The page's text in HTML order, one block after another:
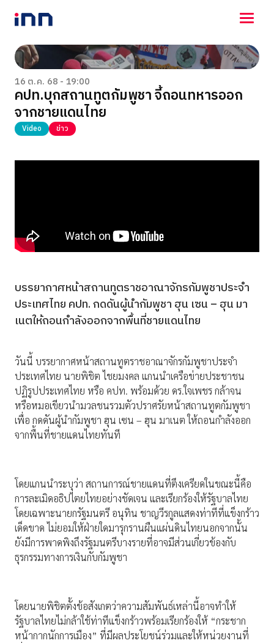
NEWS
ENTERTAINMENT
LIFESTYLE
HOROSCOPE
LOTTERY
VIDEO
16 ต.ค. 68 - 19:00
คปท.บุกสถานทูตกัมพูชา จี้ถอนทหารออก
จากชายแดนไทย
Video ข่าว
บรรยากาศหน้าสถานทูตราชอาณาจักรกัมพูชาประจำ
ประเทศไทย คปท. กดดันผู้นำกัมพูชา ฮุน เซน – ฮุน มา
เนตให้ถอนกำลังออกจากพื้นที่ชายแดนไทย
วันนี้ บรรยากาศหน้าสถานทูตราชอาณาจักรกัมพูชาประจำ
ประเทศไทย นายพิชิต ไชยมงคล แกนนำเครือข่ายประชาชน
ปฏิรูปประเทศไทย หรือ คปท. พร้อมด้วย ดร.ใจเพชร กล้าจน
หรือหมอเขียวนำมวลชนรวมตัวปราศรัยหน้าสถานทูตกัมพูชา
เพื่อ กดดันผู้นำกัมพูชา ฮุน เซน – ฮุน มาเนต ให้ถอนกำลังออก
จากพื้นที่ชายแดนไทยทันที
โดยแกนนำระบุว่า สถานการณ์ชายแดนที่ตึงเครียดในขณะนี้คือ
การละเมิดอธิปไตยไทยอย่างชัดเจน และเรียกร้องให้รัฐบาลไทย
โดยเฉพาะนายกรัฐมนตรี อนุทิน ชาญวีรกูลแสดงท่าทีที่แข็งกร้าว
เด็ดขาด ไม่ยอมให้ฝ่ายใดมารุกรานผืนแผ่นดินไทยนอกจากนั้น
ยังมีการพาดพิงถึงรัฐมนตรีบางรายที่อาจมีส่วนเกี่ยวข้องกับ
ธุรกรรมทางการเงินกับกัมพูชา
โดยนายพิชิตตั้งข้อสังเกตว่าความสัมพันธ์เหล่านี้อาจทำให้
รัฐบาลไทยไม่กล้าใช้ท่าทีแข็งกร้าวพร้อมเรียกร้องให้ “กระชาก
หน้ากากนักการเมือง” ที่มีผลประโยชน์ร่วมและให้หน่วยงานที่